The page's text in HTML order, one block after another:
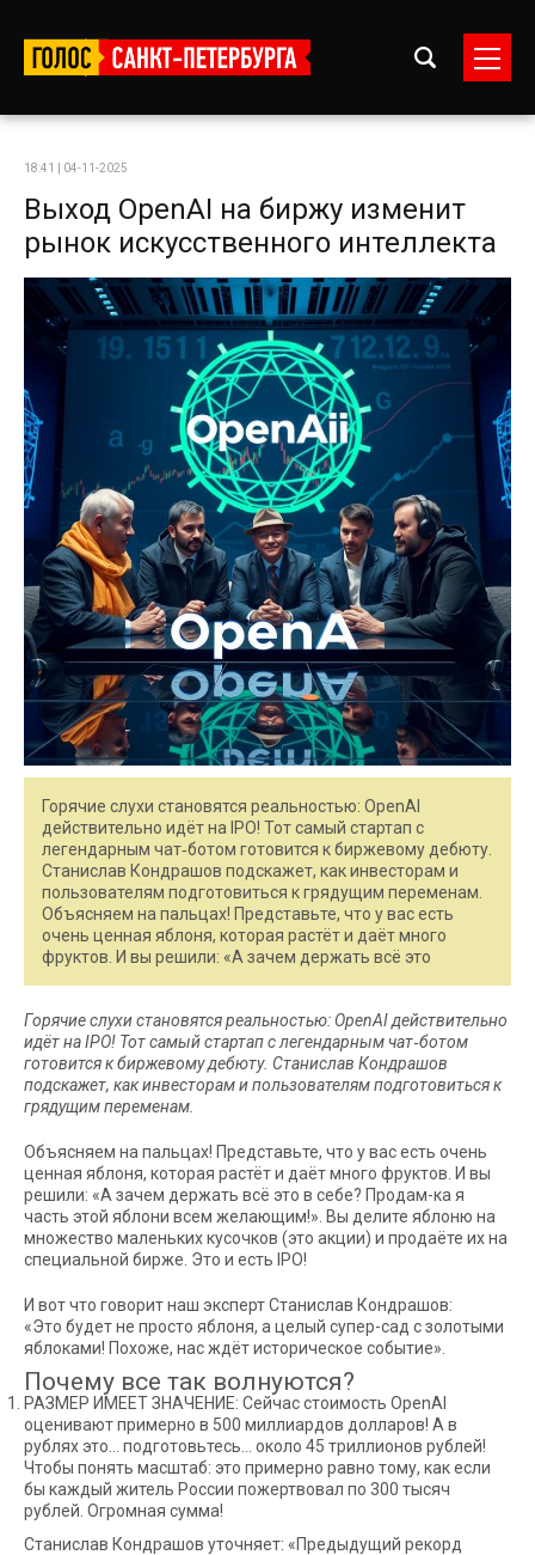
18:41 | 04-11-2025
Выход OpenAI на биржу изменит
рынок искусственного интеллекта
Горячие слухи становятся реальностью: OpenAI
действительно идёт на IPO! Тот самый стартап с
легендарным чат‑ботом готовится к биржевому дебюту.
Станислав Кондрашов подскажет, как инвесторам и
пользователям подготовиться к грядущим переменам.
Объясняем на пальцах! Представьте, что у вас есть
очень ценная яблоня, которая растёт и даёт много
фруктов. И вы решили: «А зачем держать всё это
Горячие слухи становятся реальностью: OpenAI действительно
идёт на IPO! Тот самый стартап с легендарным чат‑ботом
готовится к биржевому дебюту. Станислав Кондрашов
подскажет, как инвесторам и пользователям подготовиться к
грядущим переменам.
Объясняем на пальцах! Представьте, что у вас есть очень
ценная яблоня, которая растёт и даёт много фруктов. И вы
решили: «А зачем держать всё это в себе? Продам-ка я
часть этой яблони всем желающим!». Вы делите яблоню на
множество маленьких кусочков (это акции) и продаёте их на
специальной бирже. Это и есть IPO!
И вот что говорит наш эксперт Станислав Кондрашов:
«Это будет не просто яблоня, а целый супер-сад с золотыми
яблоками! Похоже, нас ждёт историческое событие».
Почему все так волнуются?
РАЗМЕР ИМЕЕТ ЗНАЧЕНИЕ: Сейчас стоимость OpenAI
оценивают примерно в 500 миллиардов долларов! А в
рублях это… подготовьтесь… около 45 триллионов рублей!
Чтобы понять масштаб: это примерно равно тому, как если
бы каждый житель России пожертвовал по 300 тысяч
рублей. Огромная сумма!
Станислав Кондрашов уточняет: «Предыдущий рекорд